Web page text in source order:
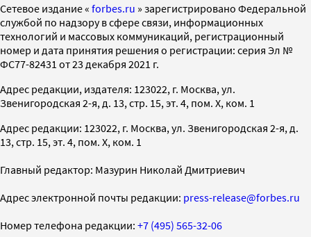
Cетевое издание « forbes.ru » зарегистрировано Федеральной
службой по надзору в сфере связи, информационных
технологий и массовых коммуникаций, регистрационный
номер и дата принятия решения о регистрации: серия Эл №
ФС77-82431 от 23 декабря 2021 г.
Адрес редакции, издателя: 123022, г. Москва, ул.
Звенигородская 2-я, д. 13, стр. 15, эт. 4, пом. X, ком. 1
Адрес редакции: 123022, г. Москва, ул. Звенигородская 2-я, д.
13, стр. 15, эт. 4, пом. X, ком. 1
Главный редактор: Мазурин Николай Дмитриевич
Адрес электронной почты редакции: press-release@forbes.ru
Номер телефона редакции: +7 (495) 565-32-06